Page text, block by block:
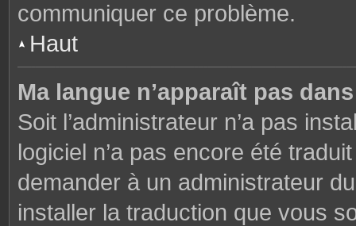
communiquer ce problème.
Haut
Ma langue n’apparaît pas
Soit l’administrateur n’a pas
logiciel n’a pas encore été
demander à un administrateur
installer la traduction que vous